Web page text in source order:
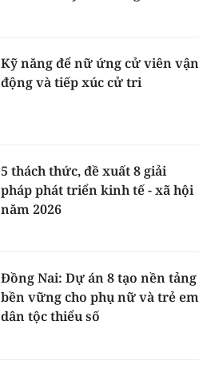
Kỹ năng để nữ ứng cử viên vận
động và tiếp xúc cử tri
5 thách thức, đề xuất 8 giải
pháp phát triển kinh tế - xã hội
năm 2026
Đồng Nai: Dự án 8 tạo nền tảng
bền vững cho phụ nữ và trẻ em
dân tộc thiểu số